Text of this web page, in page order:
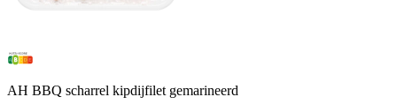
AH BBQ scharrel kipdijfilet gemarineerd